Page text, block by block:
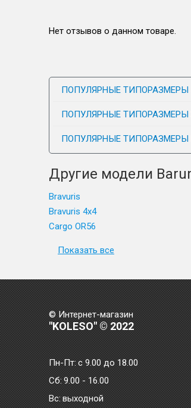
Нет отзывов о данном товаре.
ПОПУЛЯРНЫЕ
ПОПУЛЯРНЫЕ
ПОПУЛЯРНЫЕ
Другие модели
Bravuris
Bravuris 4x4
Cargo OR56
Показать все
© Интернет-магазин
"KOLESO" © 2022
Пн-Пт:с 9.00 до 18.00
Сб: 9.00 - 16.00
Bc: выходной